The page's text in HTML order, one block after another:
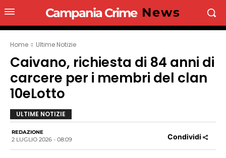
Campania Crime News
Home Ultime Notizie
Caivano, richiesta di 84 anni di
carcere per i membri del clan
10eLotto
ULTIME NOTIZIE
REDAZIONE
2 LUGLIO 2026 - 08:09 Condividi